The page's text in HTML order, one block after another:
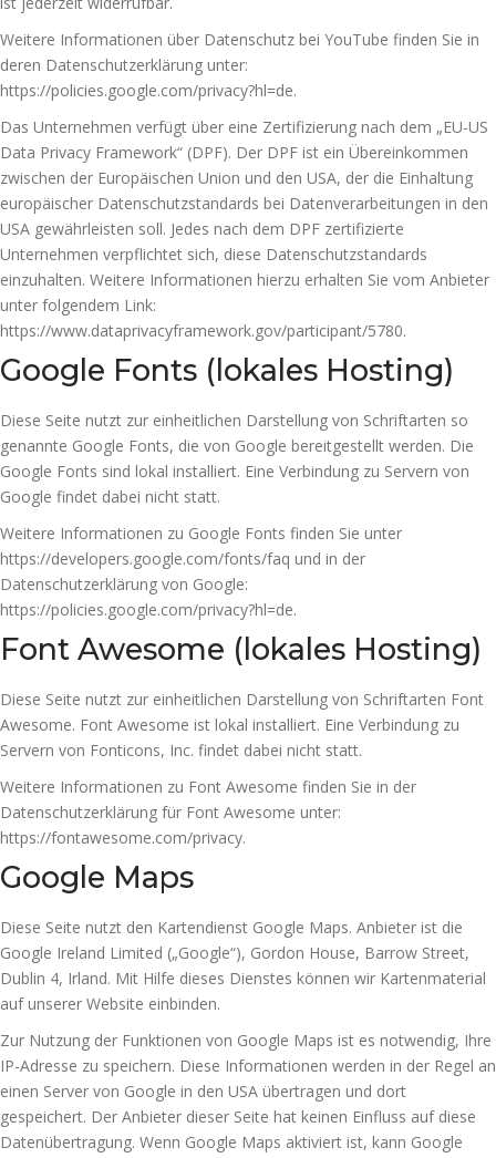
Weitere Informationen über Datenschutz bei YouTube finden Sie in
deren Datenschutzerklärung unter:
https://policies.google.com/privacy?hl=de.
Das Unternehmen verfügt über eine Zertifizierung nach dem „EU-US
Data Privacy Framework“ (DPF). Der DPF ist ein Übereinkommen
zwischen der Europäischen Union und den USA, der die Einhaltung
europäischer Datenschutzstandards bei Datenverarbeitungen in den
USA gewährleisten soll. Jedes nach dem DPF zertifizierte
Unternehmen verpflichtet sich, diese Datenschutzstandards
einzuhalten. Weitere Informationen hierzu erhalten Sie vom Anbieter
unter folgendem Link:
https://www.dataprivacyframework.gov/participant/5780.
Google Fonts (lokales Hosting)
Diese Seite nutzt zur einheitlichen Darstellung von Schriftarten so
genannte Google Fonts, die von Google bereitgestellt werden. Die
Google Fonts sind lokal installiert. Eine Verbindung zu Servern von
Google findet dabei nicht statt.
Weitere Informationen zu Google Fonts finden Sie unter
https://developers.google.com/fonts/faq und in der
Datenschutzerklärung von Google:
https://policies.google.com/privacy?hl=de.
Font Awesome (lokales Hosting)
Diese Seite nutzt zur einheitlichen Darstellung von Schriftarten Font
Awesome. Font Awesome ist lokal installiert. Eine Verbindung zu
Servern von Fonticons, Inc. findet dabei nicht statt.
Weitere Informationen zu Font Awesome finden Sie in der
Datenschutzerklärung für Font Awesome unter:
https://fontawesome.com/privacy.
Google Maps
Diese Seite nutzt den Kartendienst Google Maps. Anbieter ist die
Google Ireland Limited („Google“), Gordon House, Barrow Street,
Dublin 4, Irland. Mit Hilfe dieses Dienstes können wir Kartenmaterial
auf unserer Website einbinden.
Zur Nutzung der Funktionen von Google Maps ist es notwendig, Ihre
IP-Adresse zu speichern. Diese Informationen werden in der Regel an
einen Server von Google in den USA übertragen und dort
gespeichert. Der Anbieter dieser Seite hat keinen Einfluss auf diese
Datenübertragung. Wenn Google Maps aktiviert ist, kann Google